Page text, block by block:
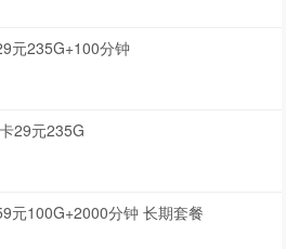
元235G+100分钟
29元235G
元100G+2000分钟 长期套餐